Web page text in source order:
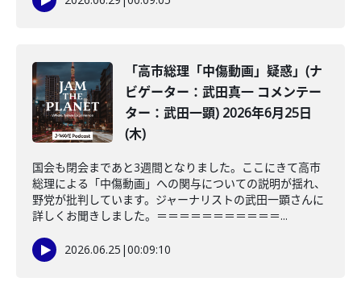
「高市総理「中傷動画」疑惑」(ナ
ビゲーター：武田真一 コメンテー
ター：武田一顕) 2026年6月25日
(木)
国会も閉会まであと3週間となりました。ここにきて高市
総理による「中傷動画」への関与についての説明が揺れ、
野党が批判しています。ジャーナリストの武田一顕さんに
詳しくお聞きしました。＝＝＝＝＝＝＝＝＝＝＝...
2026.06.25 |00:09:10